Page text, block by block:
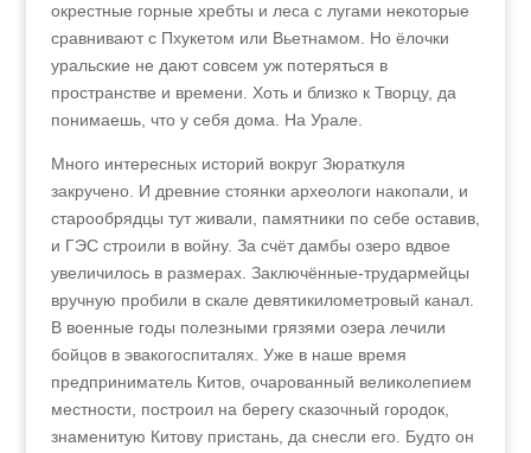
окрестные горные хребты и леса с лугами некоторые
сравнивают с Пхукетом или Вьетнамом. Но ёлочки
уральские не дают совсем уж потеряться в
пространстве и времени. Хоть и близко к Творцу, да
понимаешь, что у себя дома. На Урале.
Много интересных историй вокруг Зюраткуля
закручено. И древние стоянки археологи накопали, и
старообрядцы тут живали, памятники по себе оставив,
и ГЭС строили в войну. За счёт дамбы озеро вдвое
увеличилось в размерах. Заключённые-трудармейцы
вручную пробили в скале девятикилометровый канал.
В военные годы полезными грязями озера лечили
бойцов в эвакогоспиталях. Уже в наше время
предприниматель Китов, очарованный великолепием
местности, построил на берегу сказочный городок,
знаменитую Китову пристань, да снесли его. Будто он